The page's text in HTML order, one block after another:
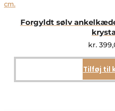
Forgyldt sølv
kr.
Tilføj til